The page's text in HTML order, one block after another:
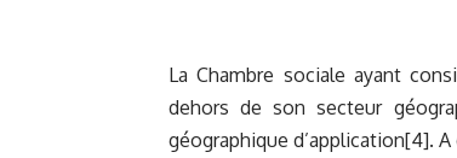
La Chambre sociale ayant
dehors de son secteur
géographique d’application[4].